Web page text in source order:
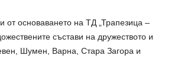
от основаването на ТД „Трапезица –
състави на дружеството и
Шумен, Варна, Стара Загора и